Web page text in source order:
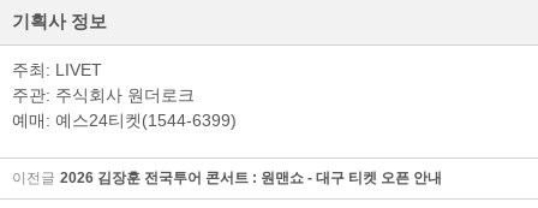
기획사 정보
주최: LIVET
주관: 주식회사 원더로크
예매: 예스24티켓(1544-6399)
이전글 2026 김장훈 전국투어 콘서트 : 원맨쇼 - 대구 티켓 오픈 안내